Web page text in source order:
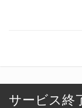
サービス終